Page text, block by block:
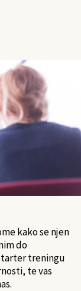
kako se njen
do
treningu
te vas